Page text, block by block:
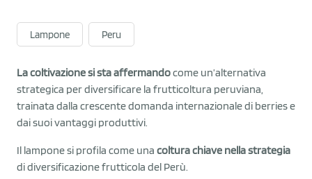
Lampone Peru
La coltivazione si sta affermandocome un’alternativa
strategica per diversificare la frutticoltura peruviana,
trainata dalla crescente domanda internazionale di berries e
dai suoi vantaggi produttivi.
Il lampone si profila come una coltura chiave nella strategia
di diversificazione frutticola del Perù.